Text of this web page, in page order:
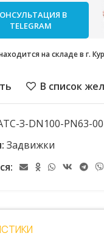
В
TELEGRAM
на складе в г.
В список
З-DN100-PN63-
Задвижки